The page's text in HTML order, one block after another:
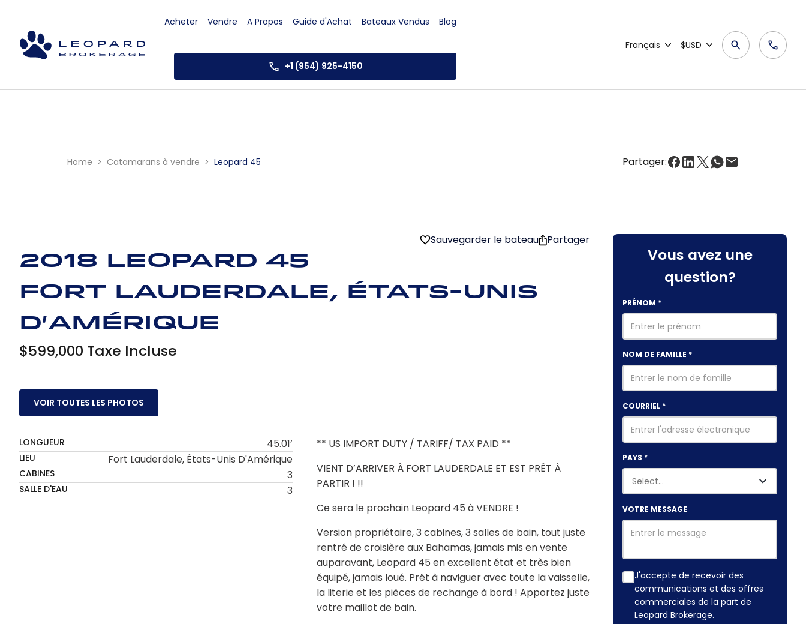
Acheter Vendre A Propos Guide d'Achat Bateaux Vendus Blog
+1 (954) 925-4150
Français $USD
Home Catamarans à vendre Leopard 45 Partager:
Sauvegarder le bateau Partager
2018 Leopard 45
Fort Lauderdale, États-Unis
d'Amérique
$599,000 Taxe Incluse
VOIR TOUTES LES PHOTOS
LONGUEUR 45.01’
LIEU Fort Lauderdale, États-Unis D'Amérique
CABINES 3
SALLE D'EAU 3
** US IMPORT DUTY / TARIFF/ TAX PAID **
VIENT D’ARRIVER À FORT LAUDERDALE ET EST PRÊT À
PARTIR ! !!
Ce sera le prochain Leopard 45 à VENDRE !
Version propriétaire, 3 cabines, 3 salles de bain, tout juste
rentré de croisière aux Bahamas, jamais mis en vente
auparavant, Leopard 45 en excellent état et très bien
équipé, jamais loué. Prêt à naviguer avec toute la vaisselle,
la literie et les pièces de rechange à bord ! Apportez juste
votre maillot de bain.
Vous avez une
question?
PRÉNOM *
NOM DE FAMILLE *
COURRIEL *
PAYS *
VOTRE MESSAGE
J'accepte de recevoir des
communications et des offres
commerciales de la part de
Leopard Brokerage.